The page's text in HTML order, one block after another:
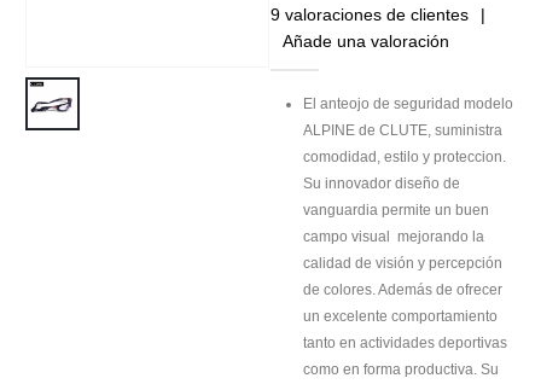
5 out of 5
9 valoraciones de clientes
|
Añade una valoración
El anteojo de seguridad modelo
ALPINE de CLUTE, suministra
comodidad, estilo y proteccion.
Su innovador diseño de
vanguardia permite un buen
campo visual mejorando la
calidad de visión y percepción
de colores. Además de ofrecer
un excelente comportamiento
tanto en actividades deportivas
como en forma productiva. Su